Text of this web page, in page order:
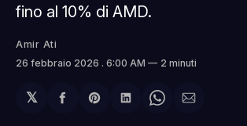
fino al 10% di AMD.
Amir Ati
26 febbraio 2026 . 6:00 AM 2 minuti
𝕏
Condividi
ShareCondividi
ShareCondividi